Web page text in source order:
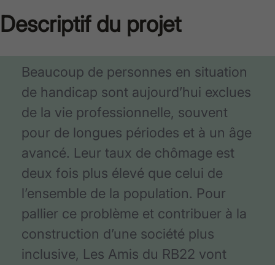
Descriptif du projet
Beaucoup de personnes en situation
de handicap sont aujourd’hui exclues
de la vie professionnelle, souvent
pour de longues périodes et à un âge
avancé. Leur taux de chômage est
deux fois plus élevé que celui de
l’ensemble de la population. Pour
pallier ce problème et contribuer à la
construction d’une société plus
inclusive, Les Amis du RB22 vont